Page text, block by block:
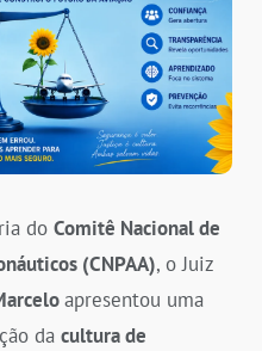
do Comitê Nacional de
(CNPAA), o Juiz
apresentou uma
da cultura de